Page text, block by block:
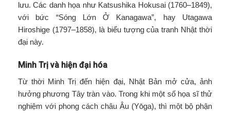
lưu. Các danh họa như Katsushika Hokusai (1760–1849),
với bức “Sóng Lớn Ở Kanagawa”, hay Utagawa
Hiroshige (1797–1858), là biểu tượng của tranh Nhật thời
đại này.
Minh Trị và hiện đại hóa
Từ thời Minh Trị đến hiện đại, Nhật Bản mở cửa, ảnh
hưởng phương Tây tràn vào. Trong khi một số họa sĩ thử
nghiệm với phong cách châu Âu (Yōga), thì một bộ phận